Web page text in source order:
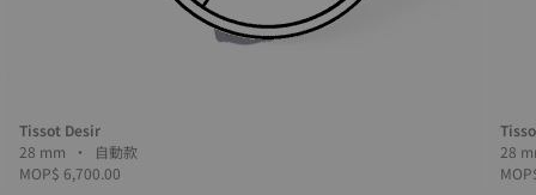
Tissot Desir
28 mm • 自動款
MOP$ 6,700.00